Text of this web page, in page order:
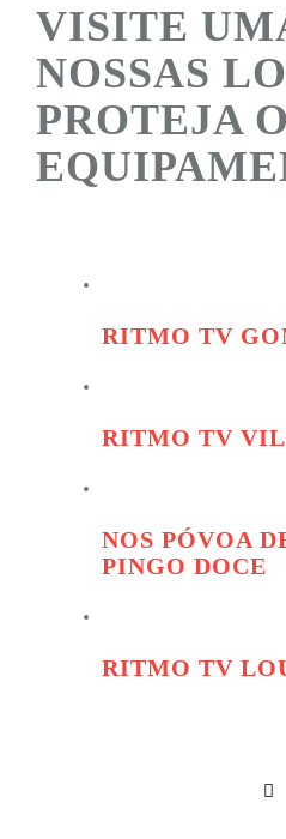
VISITE
NOSSAS
PROTEJA
RITMO TV
RITMO TV
NOS PÓVOA
PINGO DOCE
RITMO TV